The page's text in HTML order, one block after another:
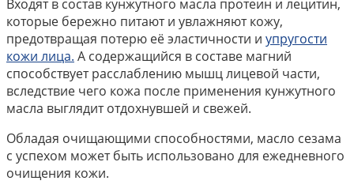
Входят в состав кунжутного масла протеин и лецитин,
которые бережно питают и увлажняют кожу,
предотвращая потерю её эластичности и упругости
кожи лица. А содержащийся в составе магний
способствует расслаблению мышц лицевой части,
вследствие чего кожа после применения кунжутного
масла выглядит отдохнувшей и свежей.
Обладая очищающими способностями, масло сезама
с успехом может быть использовано для ежедневного
очищения кожи.